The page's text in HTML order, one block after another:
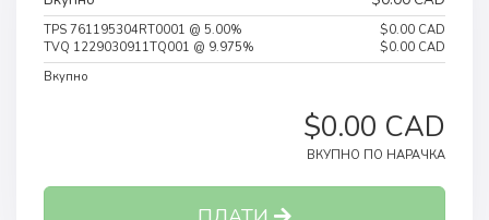
TPS 761195304RT0001 @ 5.00%
$0.00 CAD
TVQ 1229030911TQ001 @ 9.975%
$0.00 CAD
Вкупно
$0.00 CAD
ВКУПНО ПО НАРАЧКА